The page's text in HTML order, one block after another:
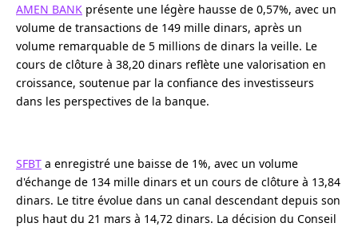
AMEN BANK présente une légère hausse de 0,57%, avec un
volume de transactions de 149 mille dinars, après un
volume remarquable de 5 millions de dinars la veille. Le
cours de clôture à 38,20 dinars reflète une valorisation en
croissance, soutenue par la confiance des investisseurs
dans les perspectives de la banque.
SFBT a enregistré une baisse de 1%, avec un volume
d'échange de 134 mille dinars et un cours de clôture à 13,84
dinars. Le titre évolue dans un canal descendant depuis son
plus haut du 21 mars à 14,72 dinars. La décision du Conseil